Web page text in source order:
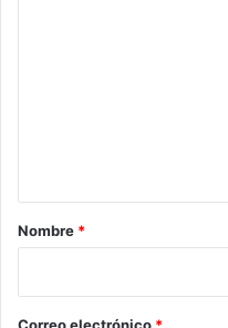
r
*
Nombre *